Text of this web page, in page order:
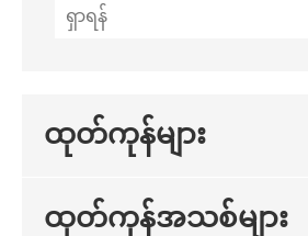
ထုတ်ကုန်များ
ထုတ်ကုန်အသစ်များ